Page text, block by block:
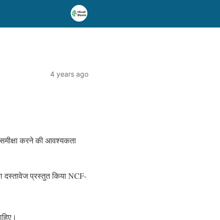
4 years ago
करने की आवश्यकता
दस्तावेज प्रस्तुत किया NCF-